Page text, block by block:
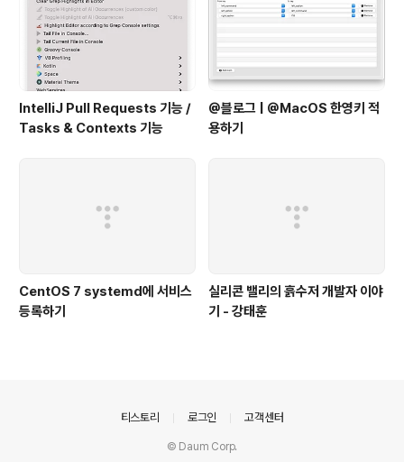
IntelliJ Pull Requests 기능 /
Tasks & Contexts 기능
@블로그 | @MacOS 한영키 적
용하기
CentOS 7 systemd에 서비스
등록하기
실리콘 밸리의 흙수저 개발자 이야
기 - 강태훈
티스토리 로그인 고객센터
© Daum Corp.